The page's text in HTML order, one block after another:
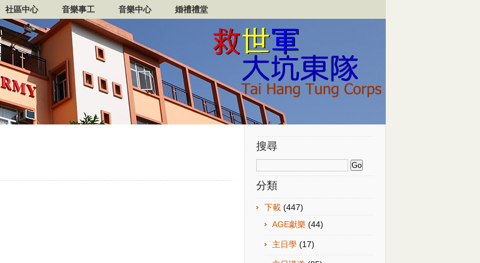
社區中心 音樂事工 音樂中心 婚禮禮堂
搜尋
分類
下載(447)
AGE獻樂 (44)
主日學 (17)